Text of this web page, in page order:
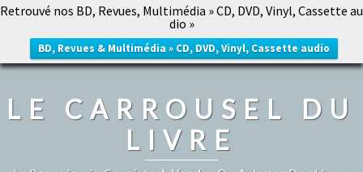
Retrouvé nos BD, Revues, Multimédia » CD, DVD, Vinyl, Cassette au
dio »
BD, Revues & Multimédia » CD, DVD, Vinyl, Cassette audio
LE CARROUSEL DU LIVRE
LE CARROUSEL DU
LIVRE